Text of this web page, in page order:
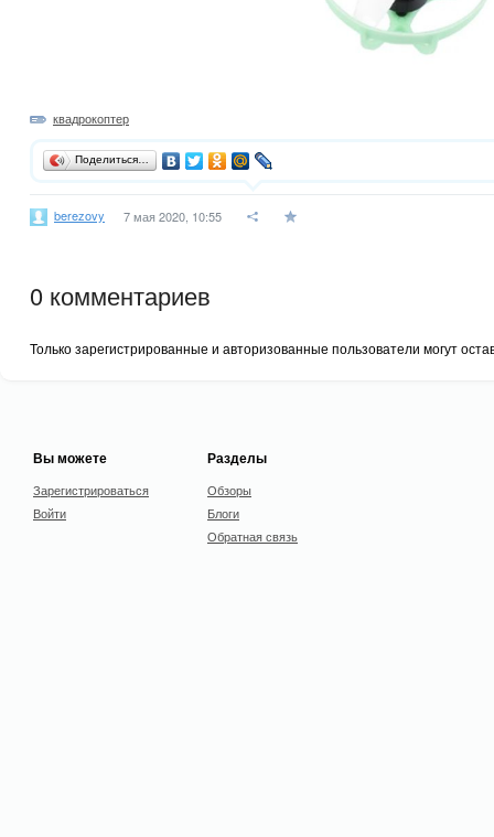
квадрокоптер
Поделиться…
berezovy 7 мая 2020, 10:55
0 комментариев
Только зарегистрированные и авторизованные пользователи могут
Вы можете
Зарегистрироваться
Войти
Разделы
Обзоры
Блоги
Обратная связь